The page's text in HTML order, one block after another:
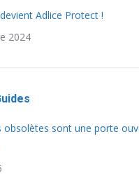
Adlice Protect !
2024
obsolètes sont une porte